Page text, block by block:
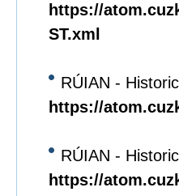
https://
ST.xml
RÚIAN -
https://
RÚIAN -
https://